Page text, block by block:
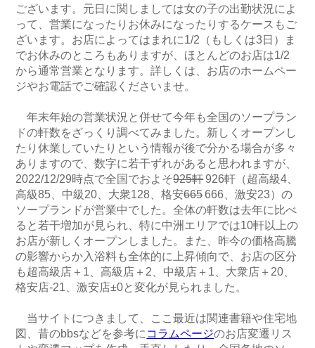
ございます。元日に関しましては女の子の出勤状況によ
って、営業になったりお休みになったりするケースもご
ざいます。お店によってはまれに1/2（もしくは3日）ま
でお休みのところもありますが、ほとんどのお店は1/2
から通常営業となります。詳しくは、お店のホームペー
ジやお電話でご確認くださいませ。
年末年始の営業状況と併せて今年も全国のソープラン
ドの軒数をざっくり調べてみました。新しくオープンし
たり休業していたりという情報が後で分かる場合が多々
ありますので、数字に若干ずれがあると思われますが、
2022/12/29時点で全国でおよそ925軒926軒（超高級4、
高級85、中級20、大衆128、格安665666、激安23）の
ソープランドが営業中でした。全体の軒数は去年に比べ
ると若干増加が見られ、特に中洲エリアでは10軒以上の
お店が新しくオープンしました。また、昨今の価格高騰
の影響からか入浴料も全体的に上昇傾向で、お店の区分
も超高級店＋1、高級店＋2、中級店＋1、大衆店＋20、
格安店-21、激安店±0と変化が見られました。
当サイトにつきまして、ここ最近は関連書籍や住宅地
図、昔のbbsなどを参考に コラムページのお店変遷リス